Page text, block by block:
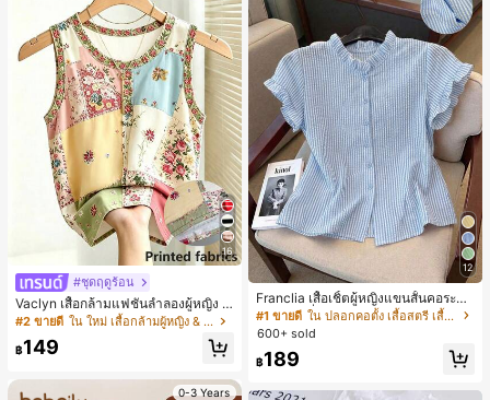
16
#ชุดฤดูร้อน
Vaclyn เสื้อกล้ามแฟชั่นลำลองผู้หญิง ล
ายแพตช์เวิร์ก แขนกุด คอกลม ติดกระดุ
#2 ขายดี ใน ใหม่ เสื้อกล้ามผู้หญิง & Camis
฿149
0-3 Years
12
Franclia เสื้อเชิ้ตผู้หญิงแขนสั้นคอระบา
ยกระดุมเดี่ยวลายทาง
#1 ขายดี
ใน ปลอกคอตั้ง เสื้อสตรี เสื้อเบลาส์ & Tee
600+ sold
฿189